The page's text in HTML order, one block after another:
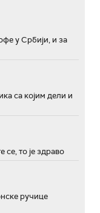
у Србији, и за
са којим дели и
се, то је здраво
ручице